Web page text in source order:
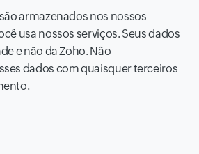
armazenados nos nossos
usa nossos serviços. Seus dados
e não da Zoho. Não
dados com quaisquer terceiros